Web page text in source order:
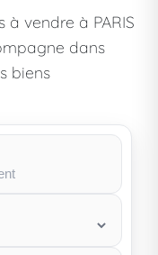
vendre à PARIS
dans
biens